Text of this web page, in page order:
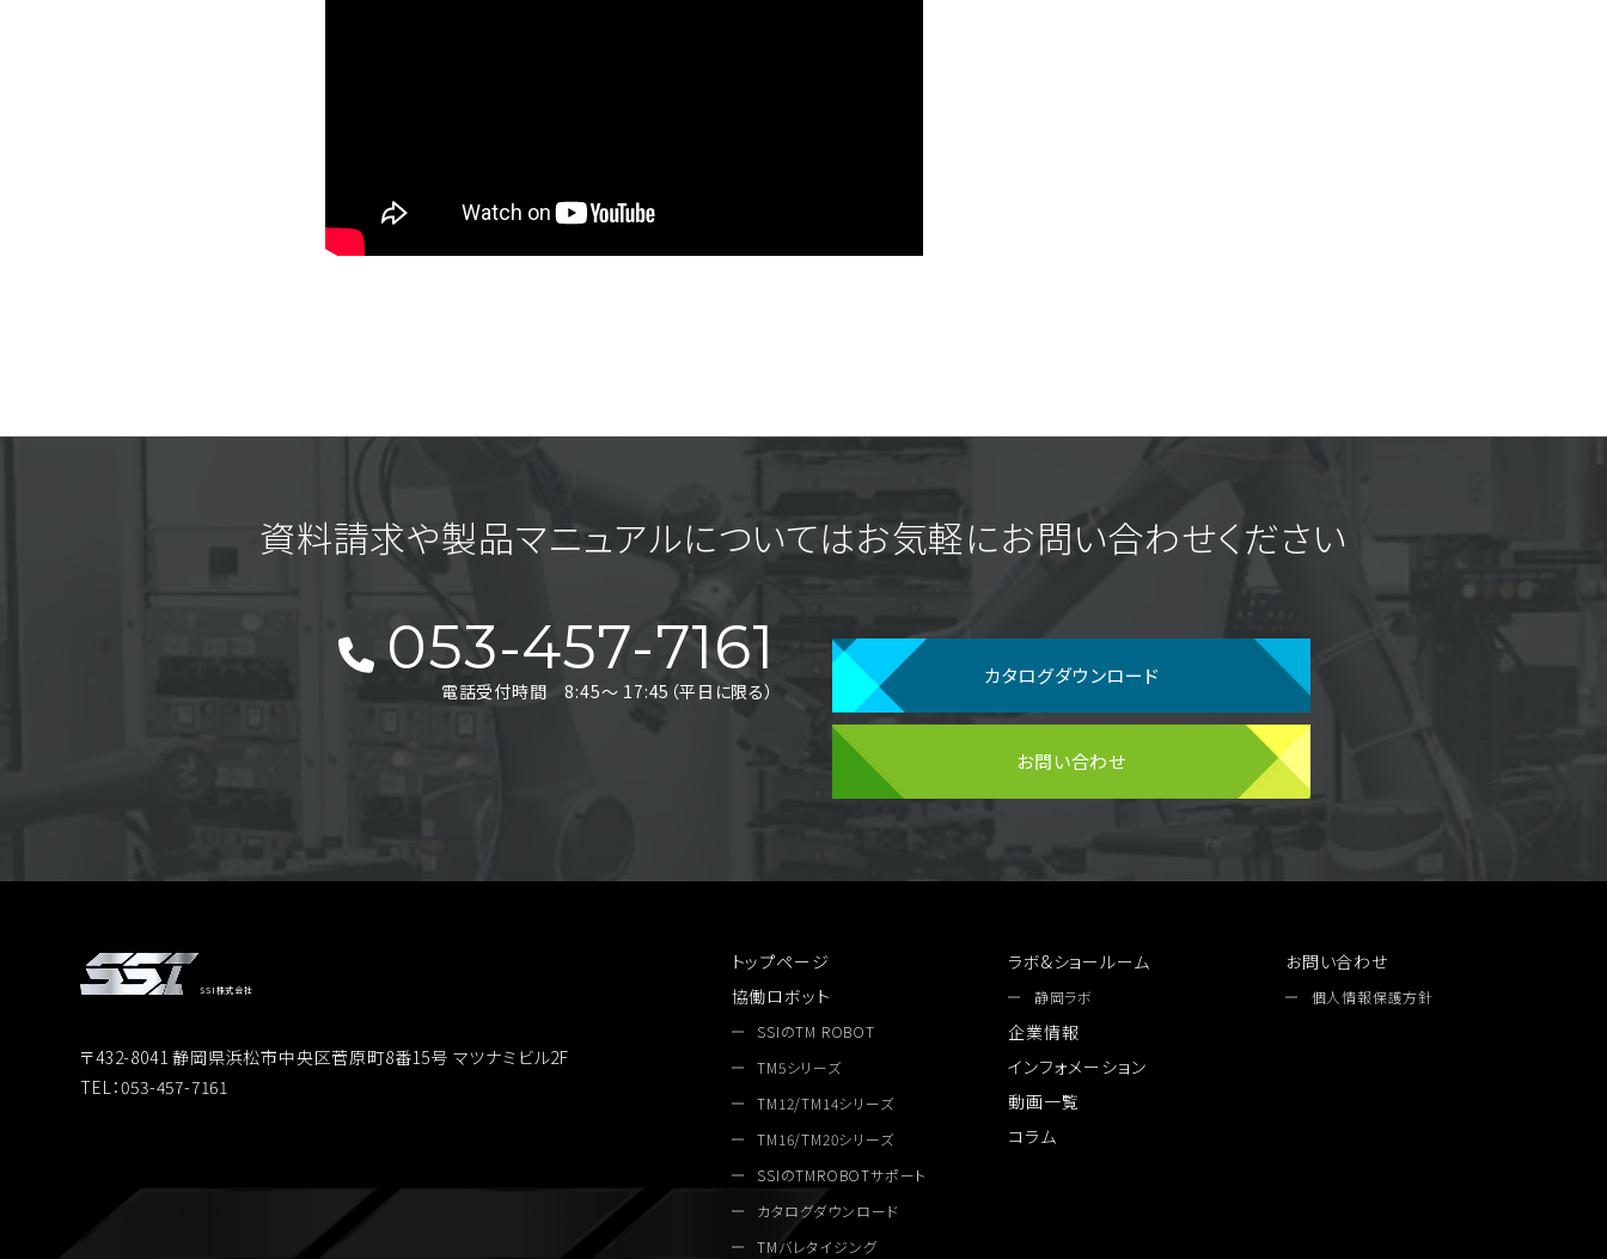
資料請求や製品マニュアルについてはお気軽にお問い合わせください
053-457-7161
電話受付時間 8:45〜 17:45（平日に限る）
カタログダウンロード
お問い合わせ
SSI株式会社
〒432-8041 静岡県浜松市中央区菅原町8番15号 マツナミビル2F
TEL：053-457-7161
トップページ
協働ロボット
SSIのTM ROBOT
TM5シリーズ
TM12/TM14シリーズ
TM16/TM20シリーズ
SSIのTMROBOTサポート
カタログダウンロード
TMバレタイジング
ラボ&ショールーム
静岡ラボ
企業情報
インフォメーション
動画一覧
コラム
お問い合わせ
個人情報保護方針